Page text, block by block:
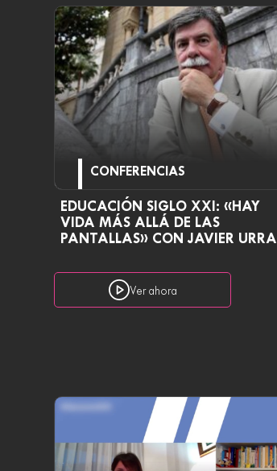
CONFERENCIAS
EDUCACIÓN SIGLO XXI: «HAY
VIDA MÁS ALLÁ DE LAS
PANTALLAS» CON JAVIER URRA
Ver ahora